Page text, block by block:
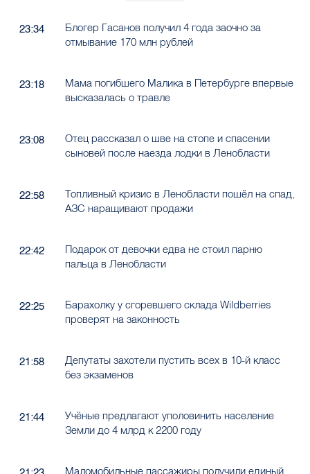
23:34
Блогер Гасанов получил 4 года заочно за
отмывание 170 млн рублей
23:18
Мама погибшего Малика в Петербурге впервые
высказалась о травле
23:08
Отец рассказал о шве на стопе и спасении
сыновей после наезда лодки в Ленобласти
22:58
Топливный кризис в Ленобласти пошёл на спад,
АЗС наращивают продажи
22:42
Подарок от девочки едва не стоил парню
пальца в Ленобласти
22:25
Барахолку у сгоревшего склада Wildberries
проверят на законность
21:58
Депутаты захотели пустить всех в 10-й класс
без экзаменов
21:44
Учёные предлагают уполовинить население
Земли до 4 млрд к 2200 году
Маломобильные пассажиры получили единый